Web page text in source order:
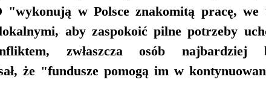
w Polsce znakomitą pracę, we
lokalnymi, aby zaspokoić pilne potrzeby
zwłaszcza osób najbardziej
że "fundusze pomogą im w